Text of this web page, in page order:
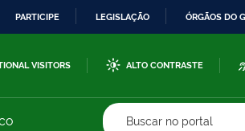
PARTICIPE LEGISLAÇÃO ÓRGÃOS DO
VISITORS ALTO CONTRASTE
Buscar no portal